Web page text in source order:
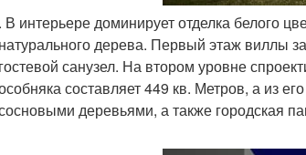
. В интерьере доминирует отделка белого
натурального дерева. Первый этаж виллы
гостевой санузел. На втором уровне
составляет 449 кв. Метров, а из
деревьями, а также городская